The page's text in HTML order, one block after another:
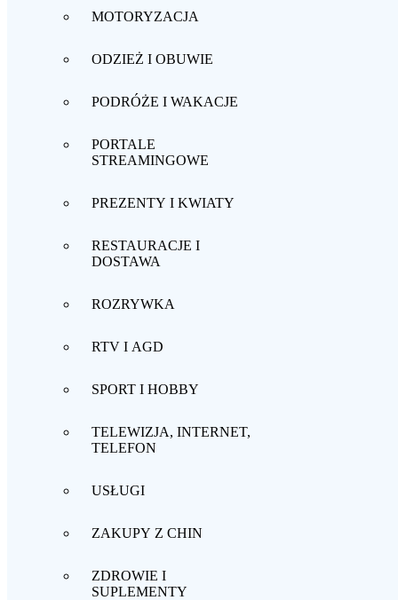
MOTORYZACJA
ODZIEŻ I OBUWIE
PODRÓŻE I WAKACJE
PORTALE
STREAMINGOWE
PREZENTY I KWIATY
RESTAURACJE I
DOSTAWA
ROZRYWKA
RTV I AGD
SPORT I HOBBY
TELEWIZJA, INTERNET,
TELEFON
USŁUGI
ZAKUPY Z CHIN
ZDROWIE I
SUPLEMENTY